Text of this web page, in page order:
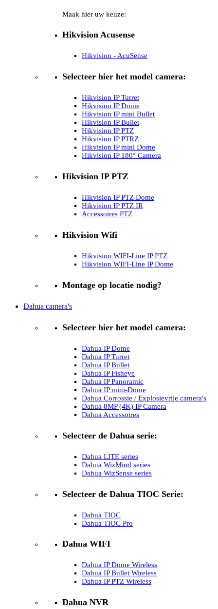
Maak hier uw keuze:
Hikvision Acusense
Hikvision - AcuSense
Selecteer hier het model camera:
Hikvision IP Turret
Hikvision IP Dome
Hikvision IP mini Bullet
Hikvision IP Bullet
Hikvision IP PTZ
Hikvision IP PTRZ
Hikvision IP mini Dome
Hikvision IP 180° Camera
Hikvision IP PTZ
Hikvision IP PTZ Dome
Hikvision IP PTZ IR
Accessoires PTZ
Hikvision Wifi
Hikvision WIFI-Line IP PTZ
Hikvision WIFI-Line IP Dome
Montage op locatie nodig?
Dahua camera's
Selecteer hier het model camera:
Dahua IP Dome
Dahua IP Turret
Dahua IP Bullet
Dahua IP Fisheye
Dahua IP Panoramic
Dahua IP mini-Dome
Dahua Corrossie / Explosievrije camera's
Dahua 8MP (4K) IP Camera
Dahua Accessoires
Selecteer de Dahua serie:
Dahua LITE series
Dahua WizMind series
Dahua WizSense series
Selecteer de Dahua TIOC Serie:
Dahua TIOC
Dahua TIOC Pro
Dahua WIFI
Dahua IP Dome Wireless
Dahua IP Bullet Wireless
Dahua IP PTZ Wireless
Dahua NVR